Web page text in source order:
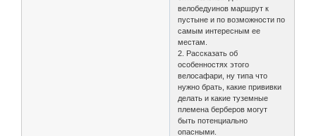
велобедуинов маршрут к
пустыне и по возможности по
самым интересным ее
местам.
2. Рассказать об
особенностях этого
велосафари, ну типа что
нужно брать, какие прививки
делать и какие туземные
племена берберов могут
быть потенциально
опасными.